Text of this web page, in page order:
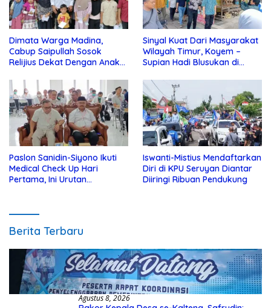
Dimata Warga Madina,
Cabup Saipullah Sosok
Relijius Dekat Dengan Anak
Sinyal Kuat Dari Masyarakat
Wilayah Timur, Koyem –
Supian Hadi Blusukan di
Paslon Sanidin-Siyono Ikuti
Medical Check Up Hari
Pertama, Ini Urutan
Iswanti-Mistius Mendaftarkan
Diri di KPU Seruyan Diantar
Diiringi Ribuan Pendukung
Berita Terbaru
Agustus 8, 2026